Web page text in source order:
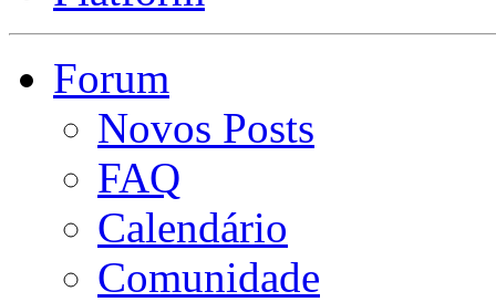
Forum
Novos Posts
FAQ
Calendário
Comunidade